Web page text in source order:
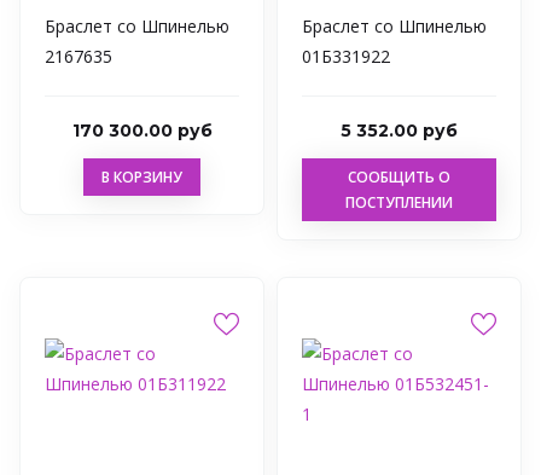
Браслет со Шпинелью
2167635
170 300.00 руб
В КОРЗИНУ
Браслет со Шпинелью
01Б331922
5 352.00 руб
СООБЩИТЬ О
ПОСТУПЛЕНИИ